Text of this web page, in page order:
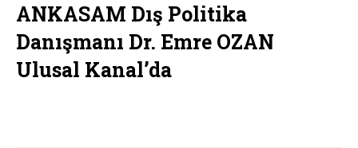
ANKASAM Dış Politika
Danışmanı Dr. Emre OZAN
Ulusal Kanal’da